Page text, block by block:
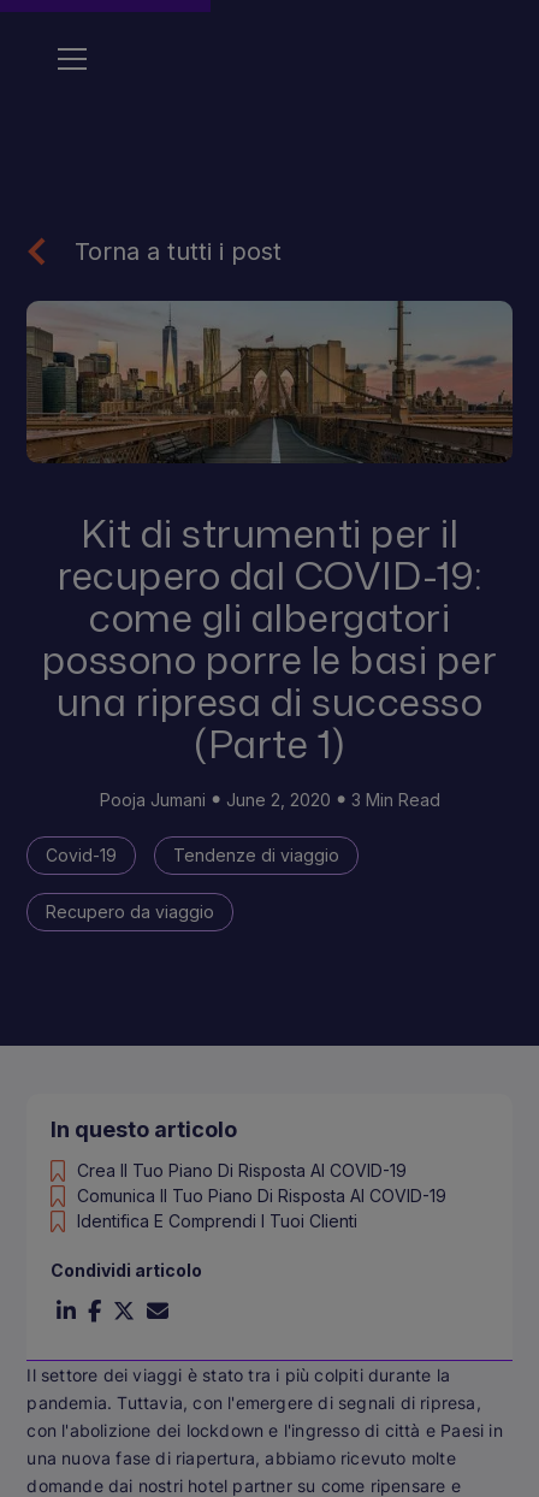
Torna a tutti i post
Kit di strumenti per il
recupero dal COVID-19:
come gli albergatori
possono porre le basi per
una ripresa di successo
(Parte 1)
Pooja Jumani June 2, 2020 3 Min Read
Covid-19 Tendenze di viaggio
Recupero da viaggio
Il settore dei viaggi è stato tra i più colpiti durante la
pandemia. Tuttavia, con l'emergere di segnali di ripresa,
con l'abolizione dei lockdown e l'ingresso di città e Paesi in
una nuova fase di riapertura, abbiamo ricevuto molte
domande dai nostri hotel partner su come ripensare e
In questo articolo
Crea Il Tuo Piano Di Risposta Al COVID-19
Comunica Il Tuo Piano Di Risposta Al COVID-19
Identifica E Comprendi I Tuoi Clienti
Condividi articolo